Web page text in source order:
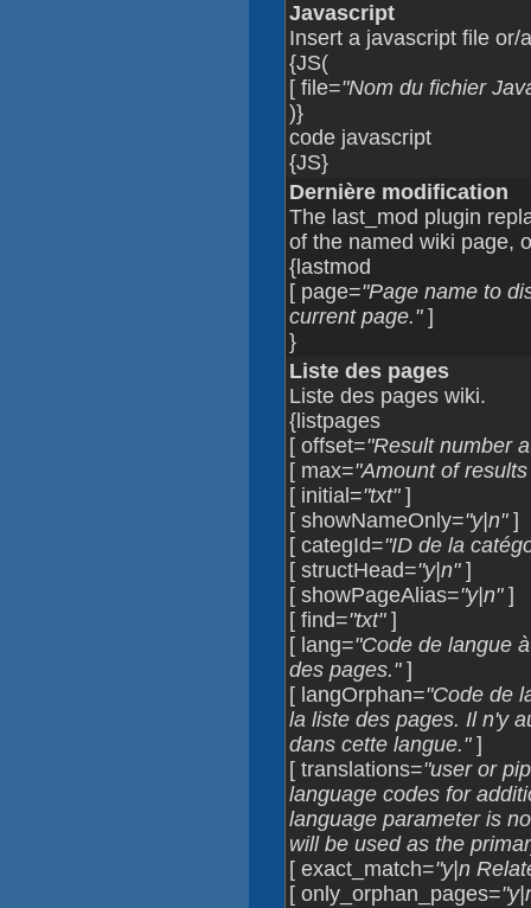
Javascript
Insert a javascript file or/
{JS(
[ file="Nom du fichier
)}
code javascript
{JS}
Dernière modification
The last_mod plugin
of the named wiki page,
{lastmod
[ page="Page name to
current page."]
}
Liste des pages
Liste des pages wiki.
{listpages
[ offset="Result number
[ max="Amount of
[ initial="txt"]
[ showNameOnly="y|n"]
[ categId="ID de la
[ structHead="y|n"]
[ showPageAlias="y|n"]
[ find="txt"]
[ lang="Code de langue
des pages."]
[ langOrphan="Code de
la liste des pages. Il n'y
dans cette langue."]
[ translations="user or
language codes for
language parameter is
will be used as the
[ exact_match="y|n
[ only_orphan_pages=